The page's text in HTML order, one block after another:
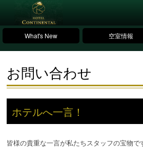
What's New 空室情報
お問い合わせ
ホテルへ一言！
皆様の貴重な一言が私たちスタッフの宝物で